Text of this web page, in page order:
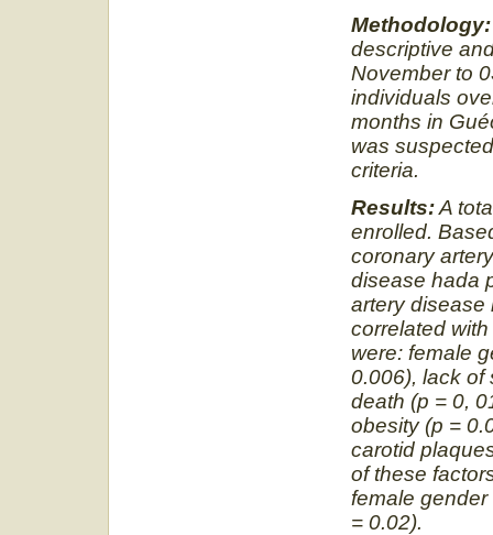
Methodology:
descriptive
November to
individuals
months in
was
criteria.
Results:A
enrolled.
coronary
disease hada
artery disease
correlated
were: female
0.006), lack of
death (p = 0,
obesity (p =
carotid
of these
female
= 0.02).